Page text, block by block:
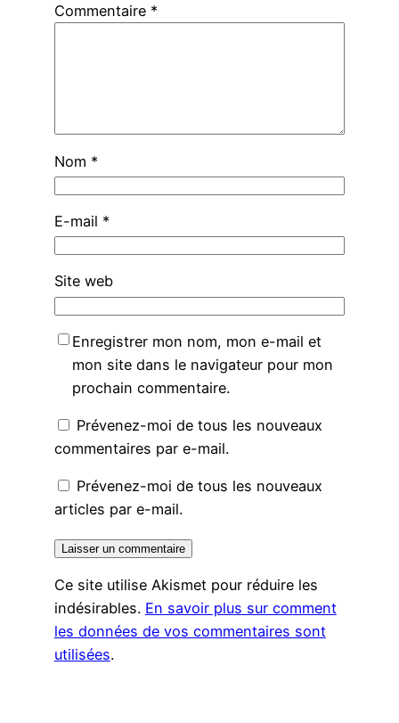
Commentaire *
Nom *
E-mail *
Site web
Enregistrer mon nom, mon e-mail et
mon site dans le navigateur pour mon
prochain commentaire.
Prévenez-moi de tous les nouveaux
commentaires par e-mail.
Prévenez-moi de tous les nouveaux
articles par e-mail.
Ce site utilise Akismet pour réduire les
indésirables. En savoir plus sur comment
les données de vos commentaires sont
utilisées.